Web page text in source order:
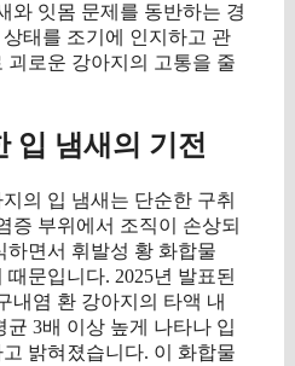
와 잇몸 문제를 동반하는 경
태를 조기에 인지하고 관
괴로운 강아지의 고통을 줄
입 냄새의 기전
의 입 냄새는 단순한 구취
증 부위에서 조직이 손상되
하면서 휘발성 황 화합물
문입니다. 2025년 발표된
내염 환 강아지의 타액 내
3배 이상 높게 나타나 입
밝혀졌습니다. 이 화합물